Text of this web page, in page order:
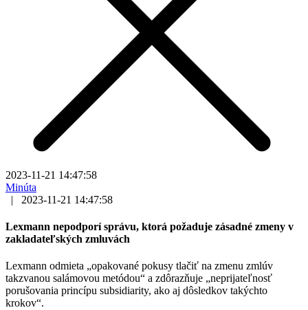
2023-11-21 14:47:58
Minúta
|
2023-11-21 14:47:58
Lexmann nepodporí správu, ktorá požaduje zásadné zmeny v
zakladateľských zmluvách
Lexmann odmieta „opakované pokusy tlačiť na zmenu zmlúv
takzvanou salámovou metódou“ a zdôrazňuje „neprijateľnosť
porušovania princípu subsidiarity, ako aj dôsledkov takýchto
krokov“.